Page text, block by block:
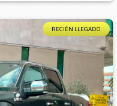
RECIÉN LLEGADO